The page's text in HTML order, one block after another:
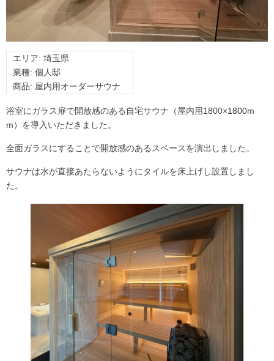
エリア: 埼玉県
業種: 個人邸
商品: 屋内用オーダーサウナ
浴室にガラス扉で開放感のある自宅サウナ（屋内用1800×1800m
m）を導入いただきました。
全面ガラスにすることで開放感のあるスペースを演出しました。
サウナは水が直接あたらないようにタイルを床上げし設置しまし
た。